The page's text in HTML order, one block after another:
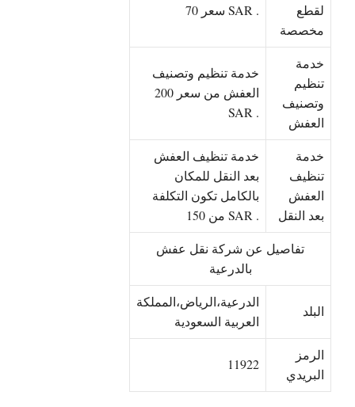
سعر 70 SAR .
لقطع
مخصصة
خدمة تنظيم وتصنيف
العفش من سعر 200
SAR .
خدمة
تنظيم
وتصنيف
العفش
خدمة تنظيف العفش
بعد النقل للمكان
بالكامل تكون التكلفة
من 150 SAR .
خدمة
تنظيف
العفش
بعد النقل
تفاصيل عن شركة نقل عفش
بالدرعية
الدرعية،الرياض،المملكة
العربية السعودية
البلد
11922
الرمز
البريدي